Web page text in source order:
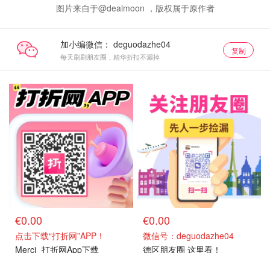
图片来自于@dealmoon ，版权属于原作者
加小编微信：
每天刷刷朋友圈，精华折扣不漏掉
复制
€0.00
点击下载“打折网”APP！
Merci 打折网App下载
€0.00
微信号：deguodazhe04
德区朋友圈 这里看！